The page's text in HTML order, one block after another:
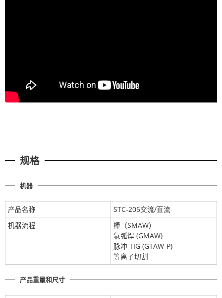
规格
机器
产品名称
STC-205交流/直流
机器流程
棒（SMAW）
氩弧焊 (GMAW)
脉冲 TIG (GTAW-P)
等离子切割
产品重量和尺寸